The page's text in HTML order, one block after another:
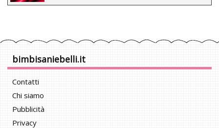
bimbisaniebelli.it
Contatti
Chi siamo
Pubblicità
Privacy